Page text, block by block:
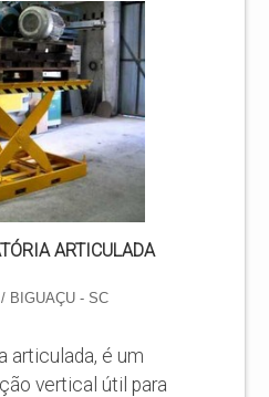
(3ft);
kg; Tempo de
empresas
e execução de
plataformas
ARTICULADA
/ BIGUAÇU - SC
articulada, é um
vertical útil para